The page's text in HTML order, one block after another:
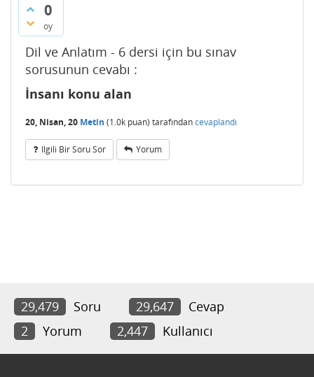
0
oy
Dil ve Anlatım - 6 dersi için bu sınav
sorusunun cevabı :
İnsanı konu alan
20, Nisan, 20 Metin (1.0k puan) tarafındancevaplandı
Ilgili Bir Soru Sor Yorum
29,479 Soru 29,647
Cevap
2
Yorum 2,447 Kullanıcı